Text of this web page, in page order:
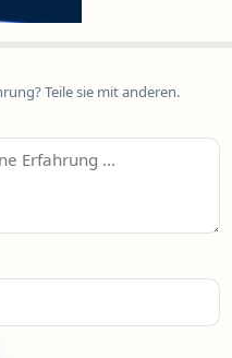
Teile sie mit anderen.